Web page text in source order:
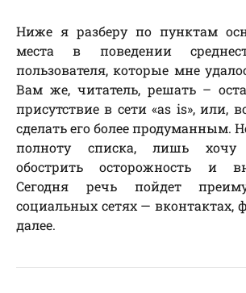
Ниже я разберу по пунктам
места в поведении
пользователя, которые мне
Вам же, читатель, решать –
присутствие в сети «as is», или,
сделать его более продуманным.
полноту списка, лишь
обострить осторожность и
Сегодня речь пойдет
социальных сетях — вконтактах,
далее.